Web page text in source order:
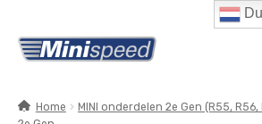
Ga
door
navigatie
Ga
naar
inhoudHome MINI onderdelen 2e Gen (R55, R56,